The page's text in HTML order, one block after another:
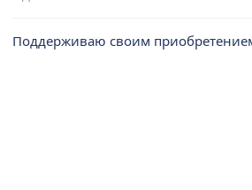
Поддерживаю своим